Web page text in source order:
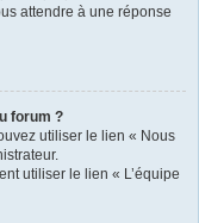
attendre à une réponse
forum ?
utiliser le lien « Nous
utiliser le lien « L’équipe